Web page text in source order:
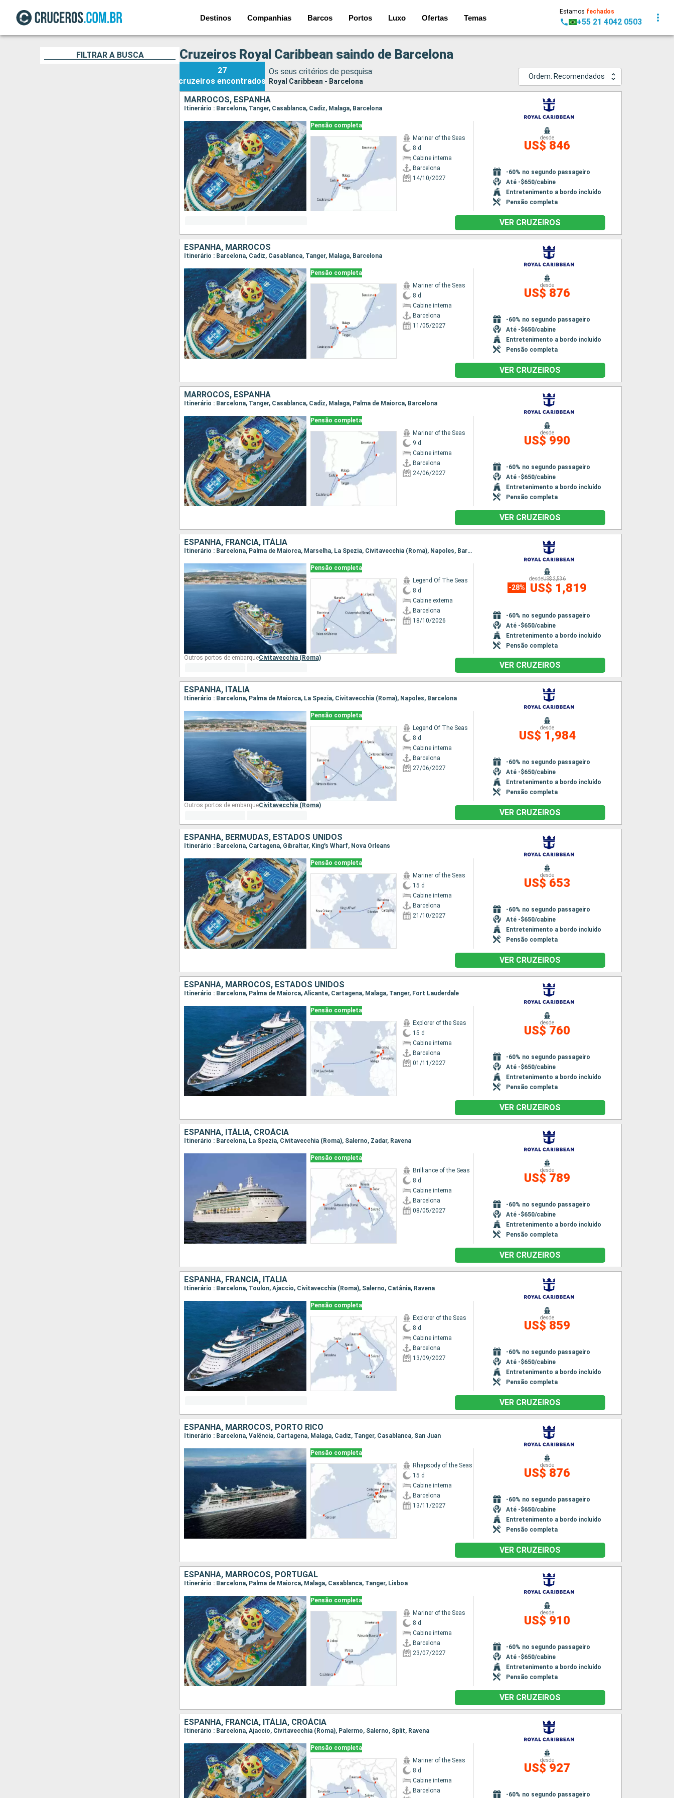
Destinos Companhias Barcos Portos Luxo Ofertas Temas
Estamos fechados
+55 21 4042 0503
FILTRAR A BUSCA Cruzeiros Royal Caribbean saindo de Barcelona
27
cruzeiros encontrados
Os seus critérios de pesquisa:
Royal Caribbean - Barcelona
Ordem: Recomendados
MARROCOS, ESPANHA
Itinerário : Barcelona, Tanger, Casablanca, Cadiz, Malaga, Barcelona
Pensão completa
Mariner of the Seas
8 d
Cabine interna
Barcelona
14/10/2027
desde
US$ 846
-60% no segundo passageiro
Até -$650/cabine
Entretenimento a bordo incluído
Pensão completa
VER CRUZEIROS
ESPANHA, MARROCOS
Itinerário : Barcelona, Cadiz, Casablanca, Tanger, Malaga, Barcelona
Pensão completa
Mariner of the Seas
8 d
Cabine interna
Barcelona
11/05/2027
desde
US$ 876
-60% no segundo passageiro
Até -$650/cabine
Entretenimento a bordo incluído
Pensão completa
VER CRUZEIROS
MARROCOS, ESPANHA
Itinerário : Barcelona, Tanger, Casablanca, Cadiz, Malaga, Palma de Maiorca, Barcelona
Pensão completa
Mariner of the Seas
9 d
Cabine interna
Barcelona
24/06/2027
desde
US$ 990
-60% no segundo passageiro
Até -$650/cabine
Entretenimento a bordo incluído
Pensão completa
VER CRUZEIROS
ESPANHA, FRANCIA, ITÁLIA
Itinerário : Barcelona, Palma de Maiorca, Marselha, La Spezia, Civitavecchia (Roma), Napoles, Barcelona
Pensão completa
Legend Of The Seas
8 d
Cabine externa
Barcelona
18/10/2026
desdeUS$ 2,536
-28% US$ 1,819
-60% no segundo passageiro
Até -$650/cabine
Entretenimento a bordo incluído
Pensão completa
Outros portos de embarqueCivitavecchia (Roma)
VER CRUZEIROS
ESPANHA, ITÁLIA
Itinerário : Barcelona, Palma de Maiorca, La Spezia, Civitavecchia (Roma), Napoles, Barcelona
Pensão completa
Legend Of The Seas
8 d
Cabine interna
Barcelona
27/06/2027
desde
US$ 1,984
-60% no segundo passageiro
Até -$650/cabine
Entretenimento a bordo incluído
Pensão completa
Outros portos de embarqueCivitavecchia (Roma)
VER CRUZEIROS
ESPANHA, BERMUDAS, ESTADOS UNIDOS
Itinerário : Barcelona, Cartagena, Gibraltar, King's Wharf, Nova Orleans
Pensão completa
Mariner of the Seas
15 d
Cabine interna
Barcelona
21/10/2027
desde
US$ 653
-60% no segundo passageiro
Até -$650/cabine
Entretenimento a bordo incluído
Pensão completa
VER CRUZEIROS
ESPANHA, MARROCOS, ESTADOS UNIDOS
Itinerário : Barcelona, Palma de Maiorca, Alicante, Cartagena, Malaga, Tanger, Fort Lauderdale
Pensão completa
Explorer of the Seas
15 d
Cabine interna
Barcelona
01/11/2027
desde
US$ 760
-60% no segundo passageiro
Até -$650/cabine
Entretenimento a bordo incluído
Pensão completa
VER CRUZEIROS
ESPANHA, ITÁLIA, CROÁCIA
Itinerário : Barcelona, La Spezia, Civitavecchia (Roma), Salerno, Zadar, Ravena
Pensão completa
Brilliance of the Seas
8 d
Cabine interna
Barcelona
08/05/2027
desde
US$ 789
-60% no segundo passageiro
Até -$650/cabine
Entretenimento a bordo incluído
Pensão completa
VER CRUZEIROS
ESPANHA, FRANCIA, ITÁLIA
Itinerário : Barcelona, Toulon, Ajaccio, Civitavecchia (Roma), Salerno, Catânia, Ravena
Pensão completa
Explorer of the Seas
8 d
Cabine interna
Barcelona
13/09/2027
desde
US$ 859
-60% no segundo passageiro
Até -$650/cabine
Entretenimento a bordo incluído
Pensão completa
VER CRUZEIROS
ESPANHA, MARROCOS, PORTO RICO
Itinerário : Barcelona, Valência, Cartagena, Malaga, Cadiz, Tanger, Casablanca, San Juan
Pensão completa
Rhapsody of the Seas
15 d
Cabine interna
Barcelona
13/11/2027
desde
US$ 876
-60% no segundo passageiro
Até -$650/cabine
Entretenimento a bordo incluído
Pensão completa
VER CRUZEIROS
ESPANHA, MARROCOS, PORTUGAL
Itinerário : Barcelona, Palma de Maiorca, Malaga, Casablanca, Tanger, Lisboa
Pensão completa
Mariner of the Seas
8 d
Cabine interna
Barcelona
23/07/2027
desde
US$ 910
-60% no segundo passageiro
Até -$650/cabine
Entretenimento a bordo incluído
Pensão completa
VER CRUZEIROS
ESPANHA, FRANCIA, ITÁLIA, CROÁCIA
Itinerário : Barcelona, Ajaccio, Civitavecchia (Roma), Palermo, Salerno, Split, Ravena
Pensão completa
Mariner of the Seas
8 d
Cabine interna
Barcelona
desde
US$ 927
-60% no segundo passageiro